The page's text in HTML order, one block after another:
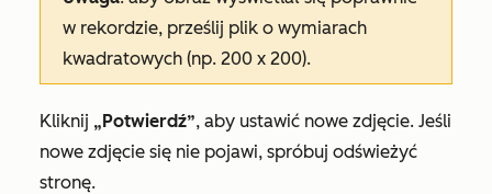
w rekordzie, prześlij plik o wymiarach
kwadratowych (np. 200 x 200).
Kliknij „Potwierdź”, aby ustawić nowe zdjęcie. Jeśli
nowe zdjęcie się nie pojawi, spróbuj odświeżyć
stronę.